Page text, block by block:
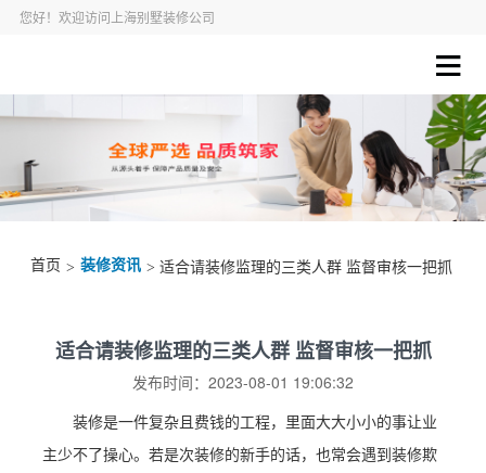
您好！欢迎访问上海别墅装修公司
首页 > 装修资讯 > 适合请装修监理的三类人群 监督审核一把抓
适合请装修监理的三类人群 监督审核一把抓
发布时间：2023-08-01 19:06:32
装修是一件复杂且费钱的工程，里面大大小小的事让业
主少不了操心。若是次装修的新手的话，也常会遇到装修欺